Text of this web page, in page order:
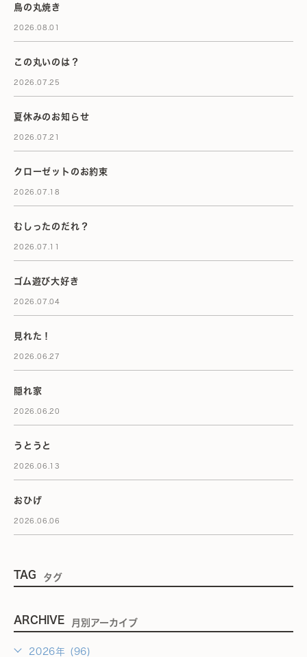
鳥の丸焼き
2026.08.01
この丸いのは？
2026.07.25
夏休みのお知らせ
2026.07.21
クローゼットのお約束
2026.07.18
むしったのだれ？
2026.07.11
ゴム遊び大好き
2026.07.04
見れた！
2026.06.27
隠れ家
2026.06.20
うとうと
2026.06.13
おひげ
2026.06.06
TAG タグ
ARCHIVE 月別アーカイブ
2026年 (96)